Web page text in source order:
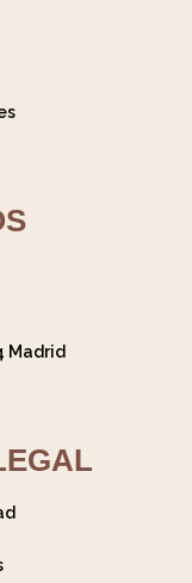
Madrid